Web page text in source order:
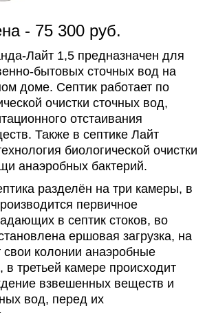
- 75 300 руб.
Лайт 1,5 предназначен для
бытовых сточных вод на
доме. Септик работает по
очистки сточных вод,
отстаивания
Также в септике Лайт
биологической очистки
анаэробных бактерий.
разделён на три камеры, в
первичное
в септик стоков, во
ершовая загрузка, на
свои колонии анаэробные
в третьей камере происходит
взвешенных веществ и
вод, перед их